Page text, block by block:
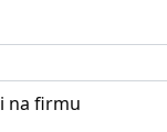
na firmu